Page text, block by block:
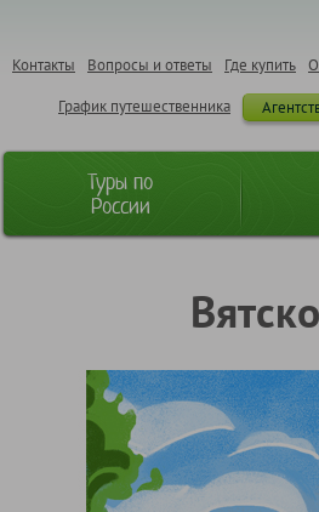
Где купить
Вопросы и ответы
Контакты
График путешественника
Туры по
России